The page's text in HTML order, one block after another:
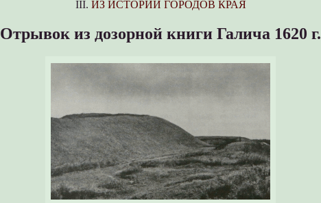
III. ИЗ ИСТОРИИ ГОРОДОВ КРАЯ
Отрывок из дозорной книги Галича 1620 г.